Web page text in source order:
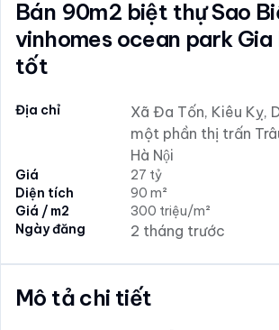
Bán 90m2 biệt thự Sao
vinhomes ocean park Gia
tốt
Địa chỉ
Xã Đa Tốn, Kiêu Kỵ,
một phần thị trấn
Hà Nội
Giá
27 tỷ
Diện tích
90 m²
Giá / m2
300 triệu/m²
Ngày đăng
2 tháng trước
Mô tả chi tiết